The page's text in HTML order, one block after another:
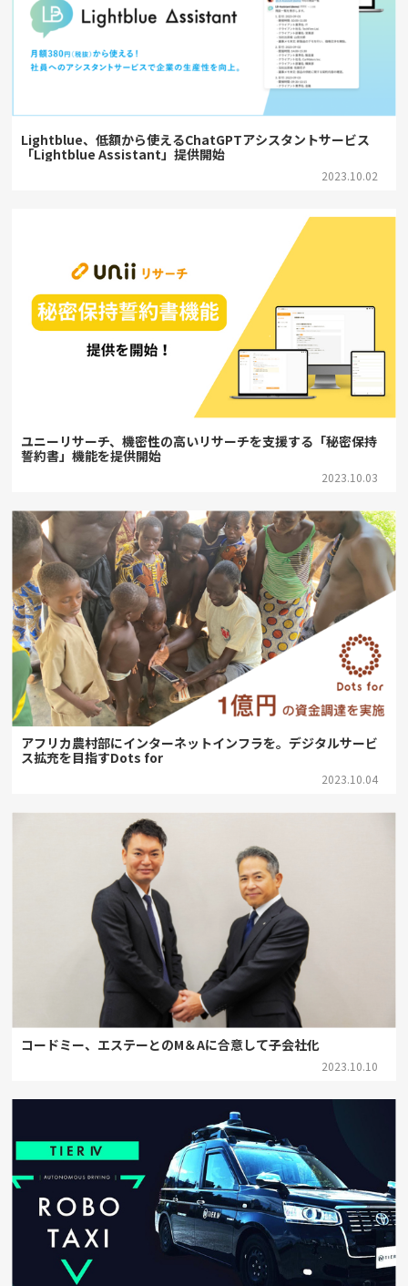
Lightblue、低額から使えるChatGPTアシスタントサービス
「Lightblue Assistant」提供開始
2023.10.02
ユニーリサーチ、機密性の高いリサーチを支援する「秘密保持
誓約書」機能を提供開始
2023.10.03
アフリカ農村部にインターネットインフラを。デジタルサービ
ス拡充を目指すDots for
2023.10.04
コードミー、エステーとのM＆Aに合意して子会社化
2023.10.10